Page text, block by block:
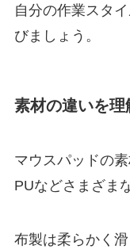
自分の作業スタ
びましょう。
素材の違いを理
マウスパッドの
PUなどさまざま
布製は柔らかく